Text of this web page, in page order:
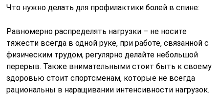
Что нужно делать для профилактики болей в спине:
Равномерно распределять нагрузки – не носите
тяжести всегда в одной руке, при работе, связанной с
физическим трудом, регулярно делайте небольшой
перерыв. Также внимательными стоит быть к своему
здоровью стоит спортсменам, которые не всегда
рациональны в наращивании интенсивности нагрузок.